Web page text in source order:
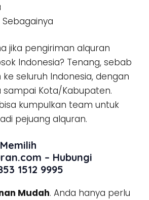
Sebagainya
jika pengiriman alquran
Indonesia? Tenang, sebab
seluruh Indonesia, dengan
Kota/Kabupaten.
kumpulkan team untuk
pejuang alquran.
– Hubungi
1512 9995
Mudah. Anda hanya perlu